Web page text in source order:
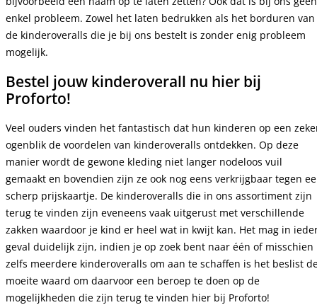
enkel probleem. Zowel het laten bedrukken als het borduren van
de kinderoveralls die je bij ons bestelt is zonder enig probleem
mogelijk.
Bestel jouw kinderoverall nu hier bij
Proforto!
Veel ouders vinden het fantastisch dat hun kinderen op een
ogenblik de voordelen van kinderoveralls ontdekken. Op deze
manier wordt de gewone kleding niet langer nodeloos vuil
gemaakt en bovendien zijn ze ook nog eens verkrijgbaar tegen
scherp prijskaartje. De kinderoveralls die in ons assortiment zijn
terug te vinden zijn eveneens vaak uitgerust met verschillende
zakken waardoor je kind er heel wat in kwijt kan. Het mag in
geval duidelijk zijn, indien je op zoek bent naar één of misschien
zelfs meerdere kinderoveralls om aan te schaffen is het beslist
moeite waard om daarvoor een beroep te doen op de
mogelijkheden die zijn terug te vinden hier bij Proforto!